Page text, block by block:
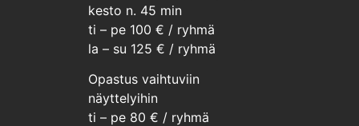
kesto n. 45 min
ti – pe 100 € / ryhmä
la – su 125 € / ryhmä
Opastus vaihtuviin
näyttelyihin
ti – pe 80 € / ryhmä